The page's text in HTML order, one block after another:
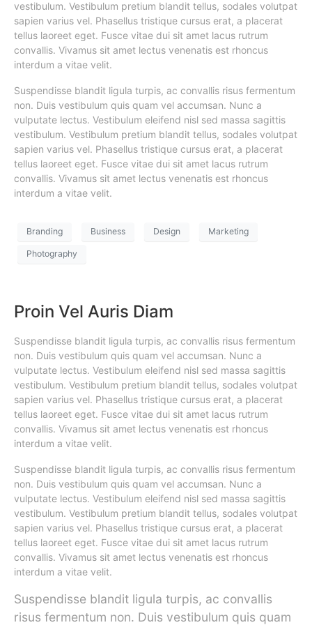
vestibulum. Vestibulum pretium blandit tellus, sodales volutpat
sapien varius vel. Phasellus tristique cursus erat, a placerat
tellus laoreet eget. Fusce vitae dui sit amet lacus rutrum
convallis. Vivamus sit amet lectus venenatis est rhoncus
interdum a vitae velit.
Suspendisse blandit ligula turpis, ac convallis risus fermentum
non. Duis vestibulum quis quam vel accumsan. Nunc a
vulputate lectus. Vestibulum eleifend nisl sed massa sagittis
vestibulum. Vestibulum pretium blandit tellus, sodales volutpat
sapien varius vel. Phasellus tristique cursus erat, a placerat
tellus laoreet eget. Fusce vitae dui sit amet lacus rutrum
convallis. Vivamus sit amet lectus venenatis est rhoncus
interdum a vitae velit.
Branding Business Design Marketing
Photography
Proin Vel Auris Diam
Suspendisse blandit ligula turpis, ac convallis risus fermentum
non. Duis vestibulum quis quam vel accumsan. Nunc a
vulputate lectus. Vestibulum eleifend nisl sed massa sagittis
vestibulum. Vestibulum pretium blandit tellus, sodales volutpat
sapien varius vel. Phasellus tristique cursus erat, a placerat
tellus laoreet eget. Fusce vitae dui sit amet lacus rutrum
convallis. Vivamus sit amet lectus venenatis est rhoncus
interdum a vitae velit.
Suspendisse blandit ligula turpis, ac convallis risus fermentum
non. Duis vestibulum quis quam vel accumsan. Nunc a
vulputate lectus. Vestibulum eleifend nisl sed massa sagittis
vestibulum. Vestibulum pretium blandit tellus, sodales volutpat
sapien varius vel. Phasellus tristique cursus erat, a placerat
tellus laoreet eget. Fusce vitae dui sit amet lacus rutrum
convallis. Vivamus sit amet lectus venenatis est rhoncus
interdum a vitae velit.
Suspendisse blandit ligula turpis, ac convallis
risus fermentum non. Duis vestibulum quis quam